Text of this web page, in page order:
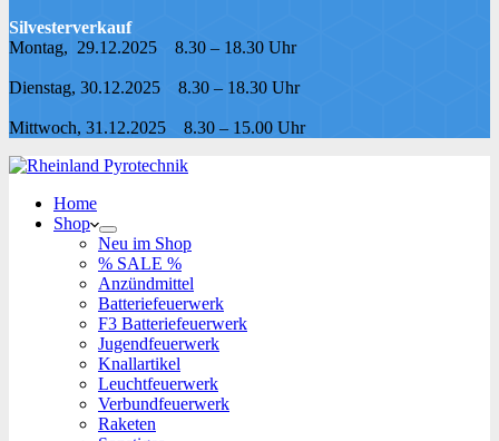
Silvesterverkauf
Montag, 29.12.2025 8.30 – 18.30 Uhr
Dienstag, 30.12.2025 8.30 – 18.30 Uhr
Mittwoch, 31.12.2025 8.30 – 15.00 Uhr
Home
Shop
Neu im Shop
% SALE %
Anzündmittel
Batteriefeuerwerk
F3 Batteriefeuerwerk
Jugendfeuerwerk​
Knallartikel
Leuchtfeuerwerk​
Verbundfeuerwerk
Raketen